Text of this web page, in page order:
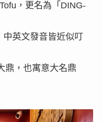
，更名為「DING-
中英文發音皆近似叮
鼎，也寓意大名鼎